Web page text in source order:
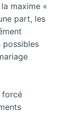
maxime «
part, les
possibles
forcé